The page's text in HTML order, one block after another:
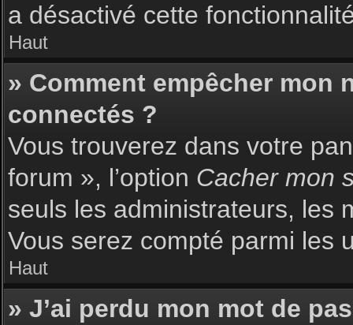
a désactivé cette
Haut
» Comment empêcher mon
connectés ?
Vous trouverez dans votre
forum », l’option Cacher mon
seuls les administrateurs, les
Vous serez compté parmi les
Haut
» J’ai perdu mon mot de